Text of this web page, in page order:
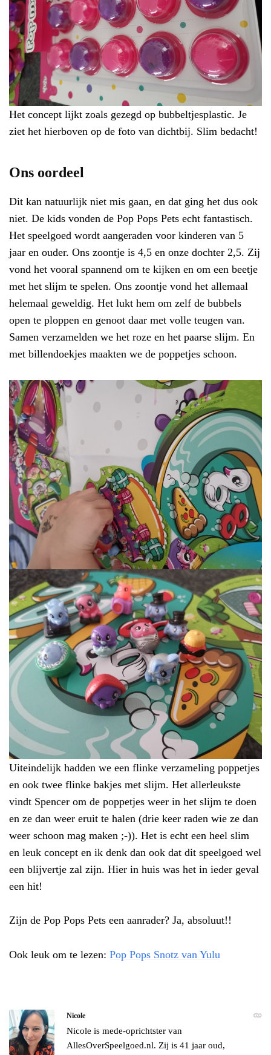
Het concept lijkt zoals gezegd op bubbeltjesplastic. Je
ziet het hierboven op de foto van dichtbij. Slim bedacht!
Ons oordeel
Dit kan natuurlijk niet mis gaan, en dat ging het dus ook
niet. De kids vonden de Pop Pops Pets echt fantastisch.
Het speelgoed wordt aangeraden voor kinderen van 5
jaar en ouder. Ons zoontje is 4,5 en onze dochter 2,5. Zij
vond het vooral spannend om te kijken en om een beetje
met het slijm te spelen. Ons zoontje vond het allemaal
helemaal geweldig. Het lukt hem om zelf de bubbels
open te ploppen en genoot daar met volle teugen van.
Samen verzamelden we het roze en het paarse slijm. En
met billendoekjes maakten we de poppetjes schoon.
Uiteindelijk hadden we een flinke verzameling poppetjes
en ook twee flinke bakjes met slijm. Het allerleukste
vindt Spencer om de poppetjes weer in het slijm te doen
en ze dan weer eruit te halen (drie keer raden wie ze dan
weer schoon mag maken ;-)). Het is echt een heel slim
en leuk concept en ik denk dan ook dat dit speelgoed wel
een blijvertje zal zijn. Hier in huis was het in ieder geval
een hit!
Zijn de Pop Pops Pets een aanrader? Ja, absoluut!!
Ook leuk om te lezen: Pop Pops Snotz van Yulu
Nicole
Nicole is mede-oprichtster van
AllesOverSpeelgoed.nl. Zij is 41 jaar oud,